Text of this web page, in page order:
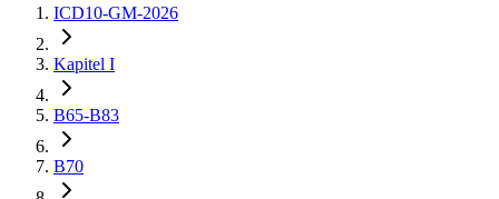
ICD10-GM-2026
Kapitel I
B65-B83
B70